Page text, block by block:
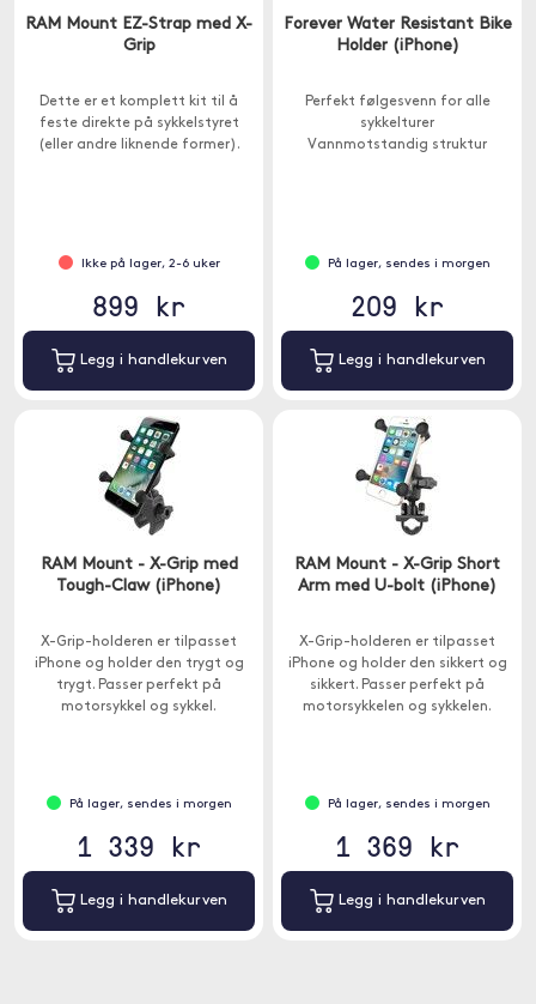
RAM Mount EZ-Strap med X-
Grip
Dette er et komplett kit til å
feste direkte på sykkelstyret
(eller andre liknende former).
Ikke på lager, 2-6 uker
899 kr
Legg i handlekurven
Forever Water Resistant Bike
Holder (iPhone)
Perfekt følgesvenn for alle
sykkelturer
Vannmotstandig struktur
På lager, sendes i morgen
209 kr
Legg i handlekurven
RAM Mount - X-Grip med
Tough-Claw (iPhone)
X-Grip-holderen er tilpasset
iPhone og holder den trygt og
trygt. Passer perfekt på
motorsykkel og sykkel.
På lager, sendes i morgen
1 339 kr
Legg i handlekurven
RAM Mount - X-Grip Short
Arm med U-bolt (iPhone)
X-Grip-holderen er tilpasset
iPhone og holder den sikkert og
sikkert. Passer perfekt på
motorsykkelen og sykkelen.
På lager, sendes i morgen
1 369 kr
Legg i handlekurven